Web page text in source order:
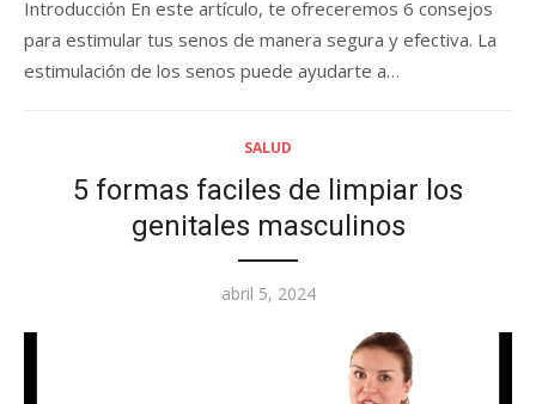
Introducción En este artículo, te ofreceremos 6 consejos
para estimular tus senos de manera segura y efectiva. La
estimulación de los senos puede ayudarte a…
SALUD
5 formas faciles de limpiar los
genitales masculinos
Posted
abril 5, 2024